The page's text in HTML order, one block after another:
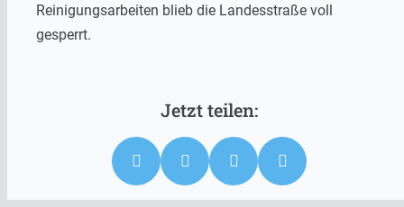
Reinigungsarbeiten blieb die Landesstraße voll
gesperrt.